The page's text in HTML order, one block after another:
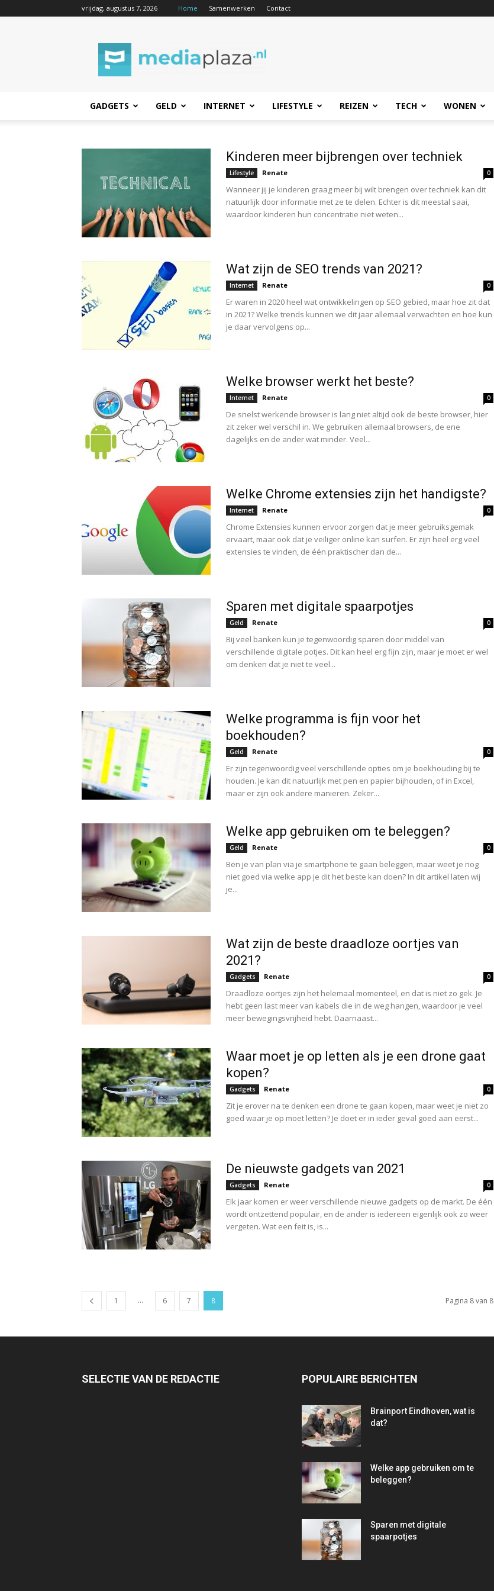
vrijdag, augustus 7, 2026 Home Samenwerken Contact
GADGETS GELD INTERNET LIFESTYLE REIZEN TECH WONEN
Kinderen meer bijbrengen over techniek
Lifestyle Renate 0
Wanneer jij je kinderen graag meer bij wilt brengen over techniek kan dit
natuurlijk door informatie met ze te delen. Echter is dit meestal saai,
waardoor kinderen hun concentratie niet weten...
Wat zijn de SEO trends van 2021?
Internet Renate 0
Er waren in 2020 heel wat ontwikkelingen op SEO gebied, maar hoe zit dat
in 2021? Welke trends kunnen we dit jaar allemaal verwachten en hoe kun
je daar vervolgens op...
Welke browser werkt het beste?
Internet Renate 0
De snelst werkende browser is lang niet altijd ook de beste browser, hier
zit zeker wel verschil in. We gebruiken allemaal browsers, de ene
dagelijks en de ander wat minder. Veel...
Welke Chrome extensies zijn het handigste?
Internet Renate 0
Chrome Extensies kunnen ervoor zorgen dat je meer gebruiksgemak
ervaart, maar ook dat je veiliger online kan surfen. Er zijn heel erg veel
extensies te vinden, de één praktischer dan de...
Sparen met digitale spaarpotjes
Geld Renate 0
Bij veel banken kun je tegenwoordig sparen door middel van
verschillende digitale potjes. Dit kan heel erg fijn zijn, maar je moet er wel
om denken dat je niet te veel...
Welke programma is fijn voor het
boekhouden?
Geld Renate 0
Er zijn tegenwoordig veel verschillende opties om je boekhouding bij te
houden. Je kan dit natuurlijk met pen en papier bijhouden, of in Excel,
maar er zijn ook andere manieren. Zeker...
Welke app gebruiken om te beleggen?
Geld Renate 0
Ben je van plan via je smartphone te gaan beleggen, maar weet je nog
niet goed via welke app je dit het beste kan doen? In dit artikel laten wij
je...
Wat zijn de beste draadloze oortjes van
2021?
Gadgets Renate 0
Draadloze oortjes zijn het helemaal momenteel, en dat is niet zo gek. Je
hebt geen last meer van kabels die in de weg hangen, waardoor je veel
meer bewegingsvrijheid hebt. Daarnaast...
Waar moet je op letten als je een drone gaat
kopen?
Gadgets Renate 0
Zit je erover na te denken een drone te gaan kopen, maar weet je niet zo
goed waar je op moet letten? Je doet er in ieder geval goed aan eerst...
De nieuwste gadgets van 2021
Gadgets Renate 0
Elk jaar komen er weer verschillende nieuwe gadgets op de markt. De één
wordt ontzettend populair, en de ander is iedereen eigenlijk ook zo weer
vergeten. Wat een feit is, is...
1 ... 6 7 8 Pagina 8 van 8
SELECTIE VAN DE REDACTIE POPULAIRE BERICHTEN
Brainport Eindhoven, wat is
dat?
Welke app gebruiken om te
beleggen?
Sparen met digitale
spaarpotjes